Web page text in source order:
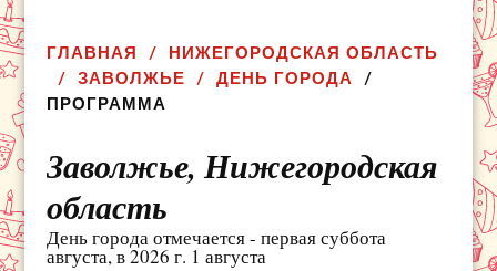
ГЛАВНАЯ
НИЖЕГОРОДСКАЯ ОБЛАСТЬ
ЗАВОЛЖЬЕ
ДЕНЬ ГОРОДА
ПРОГРАММА
Заволжье,Нижегородская
область
День города отмечается - первая суббота
августа, в 2026 г. 1 августа